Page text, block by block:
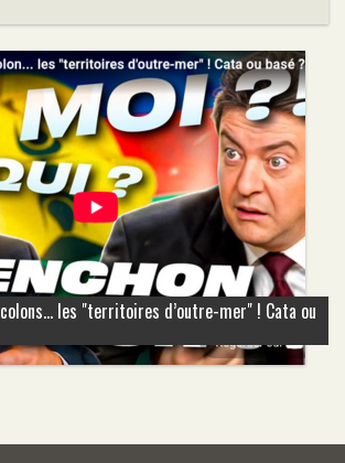
les "territoires d’outre-mer" ! Cata ou